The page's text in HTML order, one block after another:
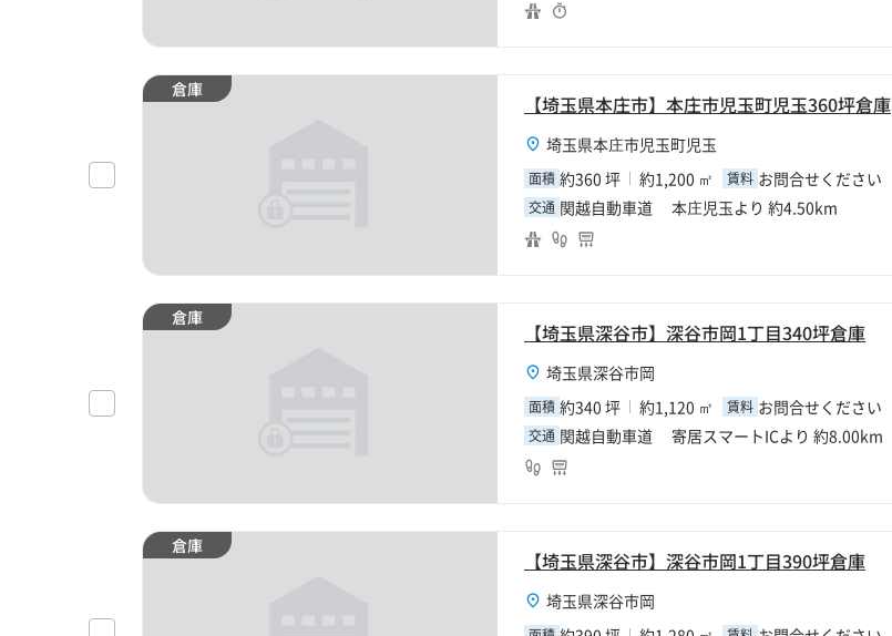
倉庫
【埼玉県本庄市】本庄市児玉町児玉360坪倉庫
埼玉県本庄市児玉町児玉
面積 約360 坪 約1,200 ㎡ 賃料 お問合せください
交通 関越自動車道 本庄児玉より 約4.50km
倉庫
【埼玉県深谷市】深谷市岡1丁目340坪倉庫
埼玉県深谷市岡
面積 約340 坪 約1,120 ㎡ 賃料 お問合せください
交通 関越自動車道 寄居スマートICより 約8.00km
倉庫
【埼玉県深谷市】深谷市岡1丁目390坪倉庫
埼玉県深谷市岡